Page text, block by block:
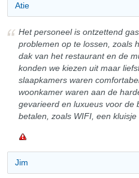
Atie
Het personeel is ontzettend
problemen op te lossen, zoals
dak van het restaurant en de
konden we kiezen uit maar
slaapkamers waren
woonkamer waren aan de
gevarieerd en luxueus voor de
betalen, zoals WIFI, een
Jim